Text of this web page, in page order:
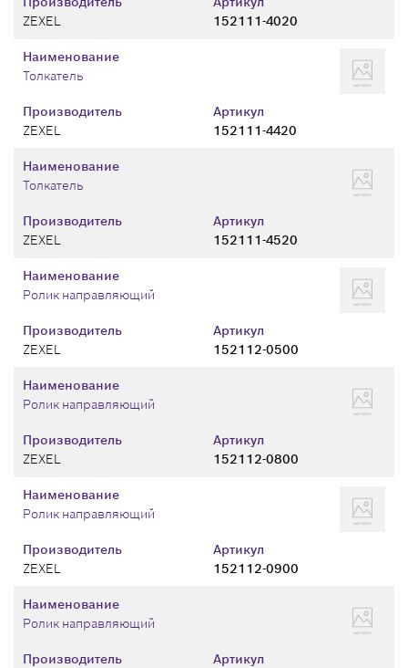
ZEXEL
152111-4020
Производитель
ZEXEL
Артикул
152111-4420
Наименование
Толкатель
Производитель
ZEXEL
Артикул
152111-4520
Наименование
Толкатель
Производитель
ZEXEL
Артикул
152112-0500
Наименование
Ролик направляющий
Производитель
ZEXEL
Артикул
152112-0800
Наименование
Ролик направляющий
Производитель
ZEXEL
Артикул
152112-0900
Наименование
Ролик направляющий
Производитель
Артикул
Наименование
Ролик направляющий